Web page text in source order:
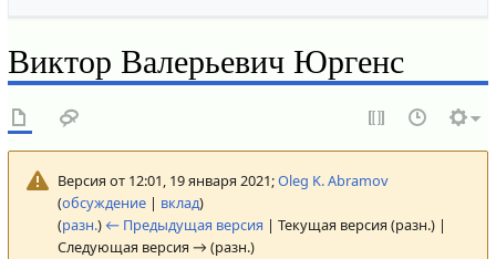
Виктор Валерьевич Юргенс
Версия от 12:01, 19 января 2021;Oleg K. Abramov
(обсуждение| вклад)
(разн.) ← Предыдущая версия | Текущая версия (разн.) |
Следующая версия → (разн.)